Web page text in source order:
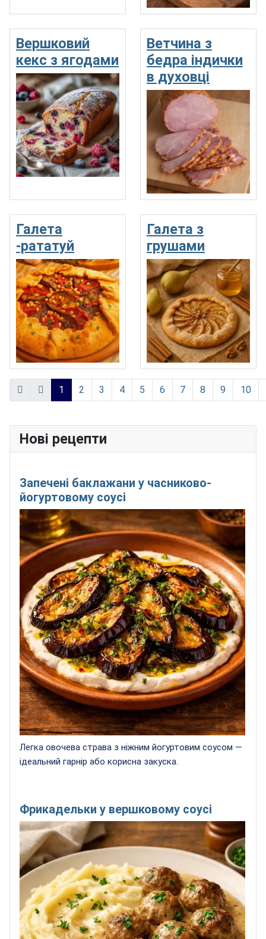
Вершковий
кекс з ягодами
Ветчина з
бедра індички
в духовці
Галета
-рататуй
Галета з
грушами
Сторінка 1 із 11
1 2 3 4 5 6 7 8 9 10
Нові рецепти
Запечені баклажани у часниково-
йогуртовому соусі
Легка овочева страва з ніжним йогуртовим соусом —
ідеальний гарнір або корисна закуска.
Фрикадельки у вершковому соусі